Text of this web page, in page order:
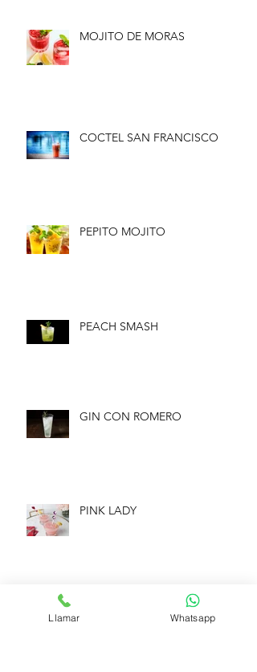
MOJITO DE MORAS
COCTEL SAN FRANCISCO
PEPITO MOJITO
PEACH SMASH
GIN CON ROMERO
PINK LADY
COCTEL EL SABUESO
Llamar Whatsapp